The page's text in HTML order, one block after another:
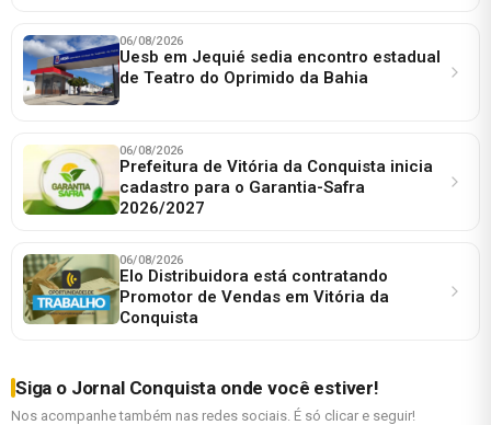
06/08/2026
Uesb em Jequié sedia encontro estadual
de Teatro do Oprimido da Bahia
06/08/2026
Prefeitura de Vitória da Conquista inicia
cadastro para o Garantia-Safra
2026/2027
06/08/2026
Elo Distribuidora está contratando
Promotor de Vendas em Vitória da
Conquista
Siga o Jornal Conquista onde você estiver!
Nos acompanhe também nas redes sociais. É só clicar e seguir!